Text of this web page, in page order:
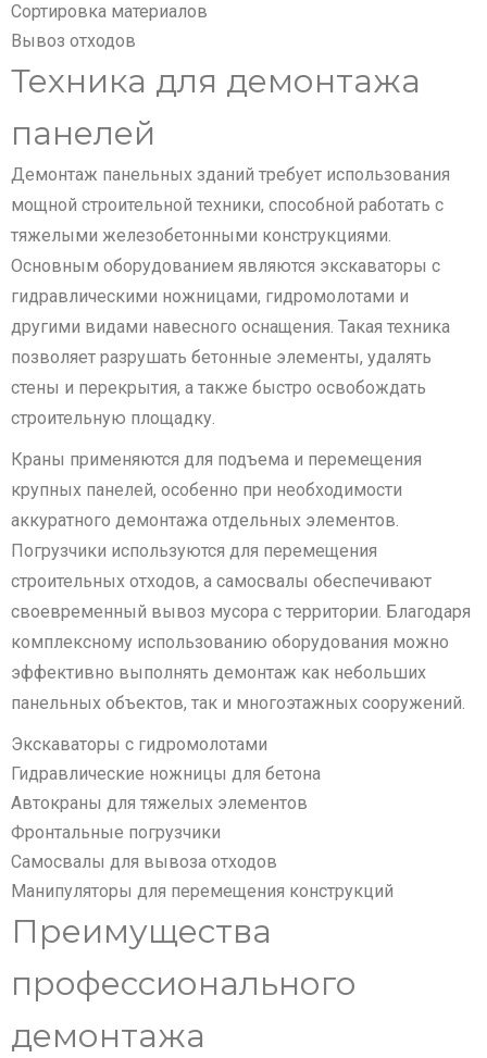
Сортировка материалов
Вывоз отходов
Техника для демонтажа
панелей
Демонтаж панельных зданий требует использования
мощной строительной техники, способной работать с
тяжелыми железобетонными конструкциями.
Основным оборудованием являются экскаваторы с
гидравлическими ножницами, гидромолотами и
другими видами навесного оснащения. Такая техника
позволяет разрушать бетонные элементы, удалять
стены и перекрытия, а также быстро освобождать
строительную площадку.
Краны применяются для подъема и перемещения
крупных панелей, особенно при необходимости
аккуратного демонтажа отдельных элементов.
Погрузчики используются для перемещения
строительных отходов, а самосвалы обеспечивают
своевременный вывоз мусора с территории. Благодаря
комплексному использованию оборудования можно
эффективно выполнять демонтаж как небольших
панельных объектов, так и многоэтажных сооружений.
Экскаваторы с гидромолотами
Гидравлические ножницы для бетона
Автокраны для тяжелых элементов
Фронтальные погрузчики
Самосвалы для вывоза отходов
Манипуляторы для перемещения конструкций
Преимущества
профессионального
демонтажа